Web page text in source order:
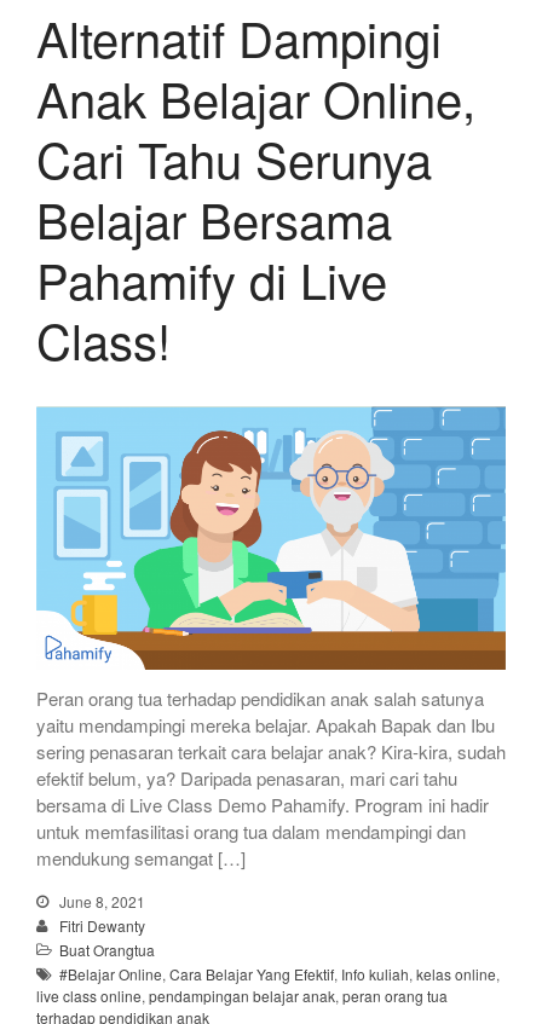
Alternatif Dampingi
Anak Belajar Online,
Cari Tahu Serunya
Belajar Bersama
Pahamify di Live
Class!
Peran orang tua terhadap pendidikan anak salah satunya
yaitu mendampingi mereka belajar. Apakah Bapak dan Ibu
sering penasaran terkait cara belajar anak? Kira-kira, sudah
efektif belum, ya? Daripada penasaran, mari cari tahu
bersama di Live Class Demo Pahamify. Program ini hadir
untuk memfasilitasi orang tua dalam mendampingi dan
mendukung semangat […]
June 8, 2021
Fitri Dewanty
Buat Orangtua
#Belajar Online, Cara Belajar Yang Efektif, Info kuliah, kelas online,
live class online, pendampingan belajar anak, peran orang tua
terhadap pendidikan anak